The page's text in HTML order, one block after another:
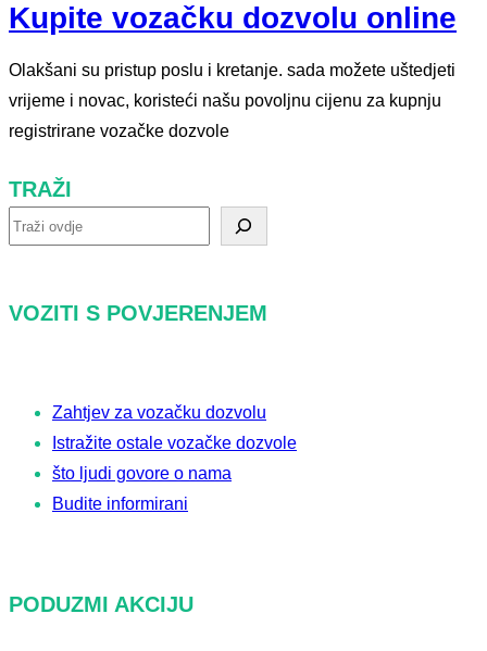
Kupite vozačku dozvolu online
Olakšani su pristup poslu i kretanje. sada možete uštedjeti
vrijeme i novac, koristeći našu povoljnu cijenu za kupnju
registrirane vozačke dozvole
TRAŽI
t
ž
VOZITI S POVJERENJEM
Zahtjev za vozačku dozvolu
Istražite ostale vozačke dozvole
što ljudi govore o nama
Budite informirani
PODUZMI AKCIJU